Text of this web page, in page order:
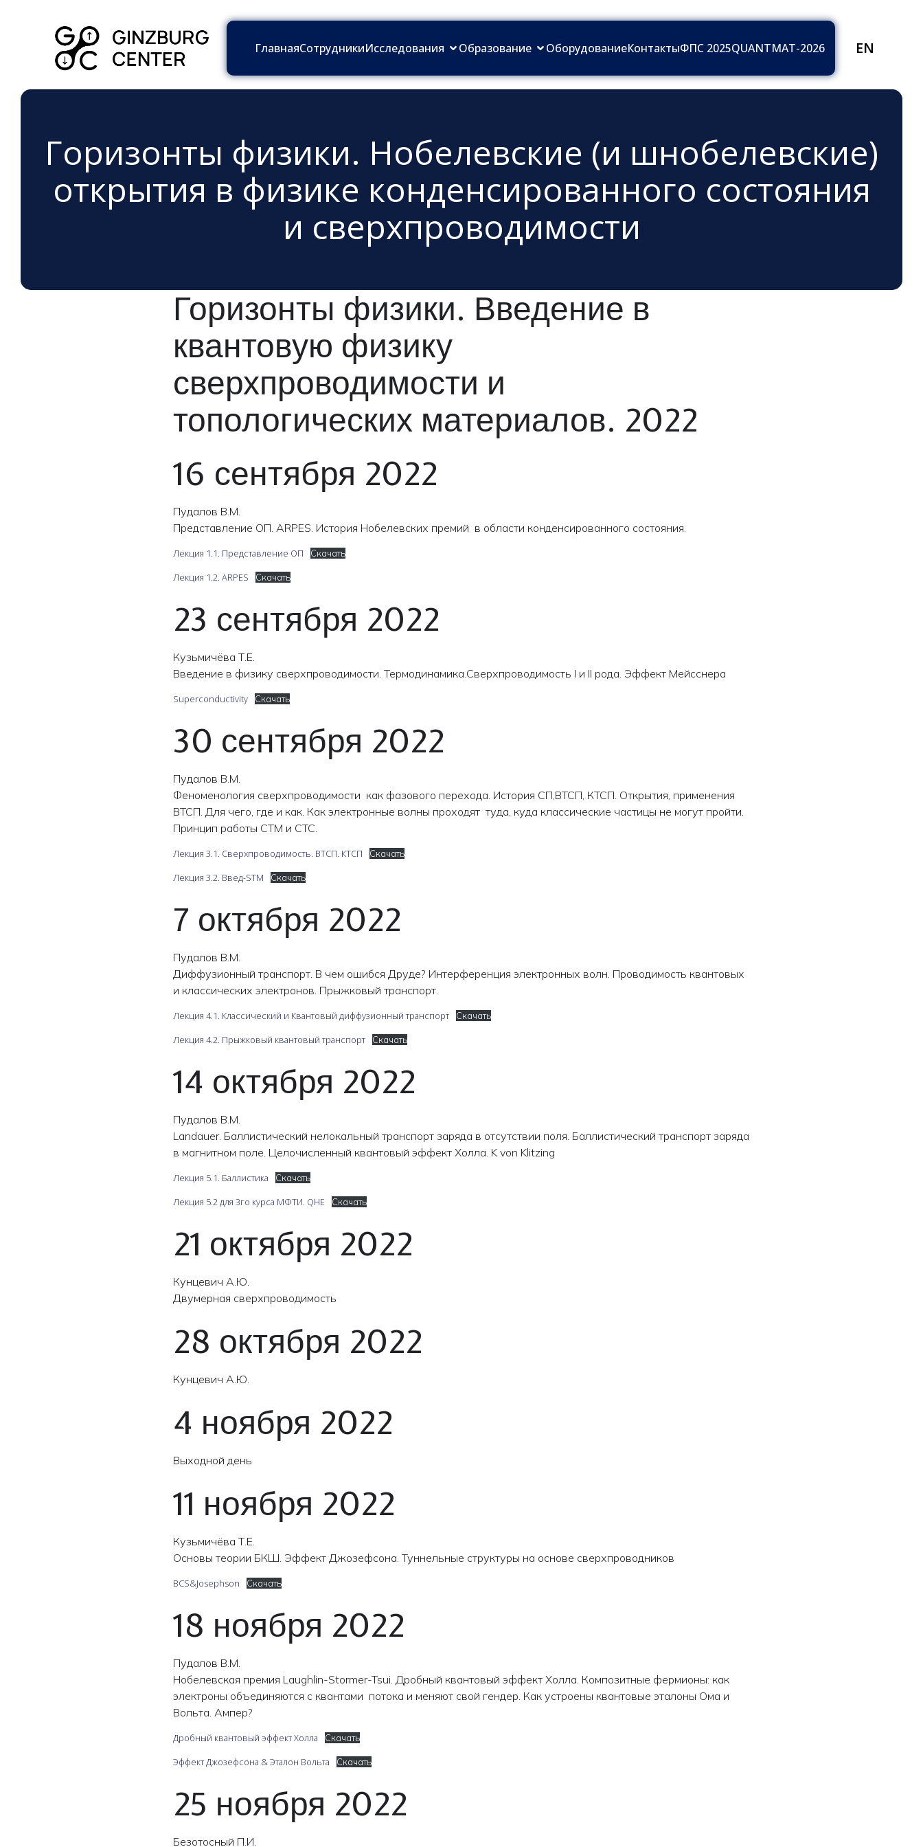
ГлавнаяСотрудникиИсследования Образование ОборудованиеКонтактыФПС 2025QUANTMAT-2026 EN
Горизонты физики. Нобелевские (и шнобелевские)
открытия в физике конденсированного состояния
и сверхпроводимости
Горизонты физики. Введение в
квантовую физику
сверхпроводимости и
топологических материалов. 2022
16 сентября 2022
Пудалов В.М.
Представление ОП. ARPES. История Нобелевских премий в области конденсированного состояния.
Лекция 1.1. Представление ОП Скачать
Лекция 1.2. ARPES Скачать
23 сентября 2022
Кузьмичёва Т.Е.
Введение в физику сверхпроводимости. Термодинамика.Сверхпроводимость I и II рода. Эффект Мейсснера
Superconductivity Скачать
30 сентября 2022
Пудалов В.М.
Феноменология сверхпроводимости как фазового перехода. История СП,ВТСП, КТСП. Открытия, применения
ВТСП. Для чего, где и как. Как электронные волны проходят туда, куда классические частицы не могут пройти.
Принцип работы СТМ и СТС.
Лекция 3.1. Сверхпроводимость. ВТСП. КТСП Скачать
Лекция 3.2. Введ-STM Скачать
7 октября 2022
Пудалов В.М.
Диффузионный транспорт. В чем ошибся Друде? Интерференция электронных волн. Проводимость квантовых
и классических электронов. Прыжковый транспорт.
Лекция 4.1. Классический и Квантовый диффузионный транспорт Скачать
Лекция 4.2. Прыжковый квантовый транспорт Скачать
14 октября 2022
Пудалов В.М.
Landauer. Баллистический нелокальный транспорт заряда в отсутствии поля. Баллистический транспорт заряда
в магнитном поле. Целочисленный квантовый эффект Холла. K von Klitzing
Лекция 5.1. Баллистика Скачать
Лекция 5.2 для 3го курса МФТИ. QHE Скачать
21 октября 2022
Кунцевич А.Ю.
Двумерная сверхпроводимость
28 октября 2022
Кунцевич А.Ю.
4 ноября 2022
Выходной день
11 ноября 2022
Кузьмичёва Т.Е.
Основы теории БКШ. Эффект Джозефсона. Туннельные структуры на основе сверхпроводников
BCS&Josephson Скачать
18 ноября 2022
Пудалов В.М.
Нобелевская премия Laughlin-Stormer-Tsui. Дробный квантовый эффект Холла. Композитные фермионы: как
электроны объединяются с квантами потока и меняют свой гендер. Как устроены квантовые эталоны Ома и
Вольта. Ампер?
Дробный квантовый эффект Холла Скачать
Эффект Джозефсона & Эталон Вольта Скачать
25 ноября 2022
Безотосный П.И.